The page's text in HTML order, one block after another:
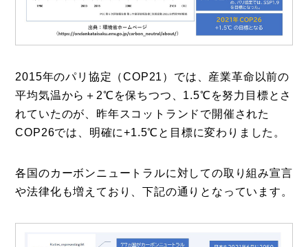
2015年のパリ協定（COP21）では、産業革命以前の
平均気温から＋2℃を保ちつつ、1.5℃を努力目標とさ
れていたのが、昨年スコットランドで開催された
COP26では、明確に+1.5℃と目標に変わりました。
各国のカーボンニュートラルに対しての取り組み宣言
や法律化も増えており、下記の通りとなっています。